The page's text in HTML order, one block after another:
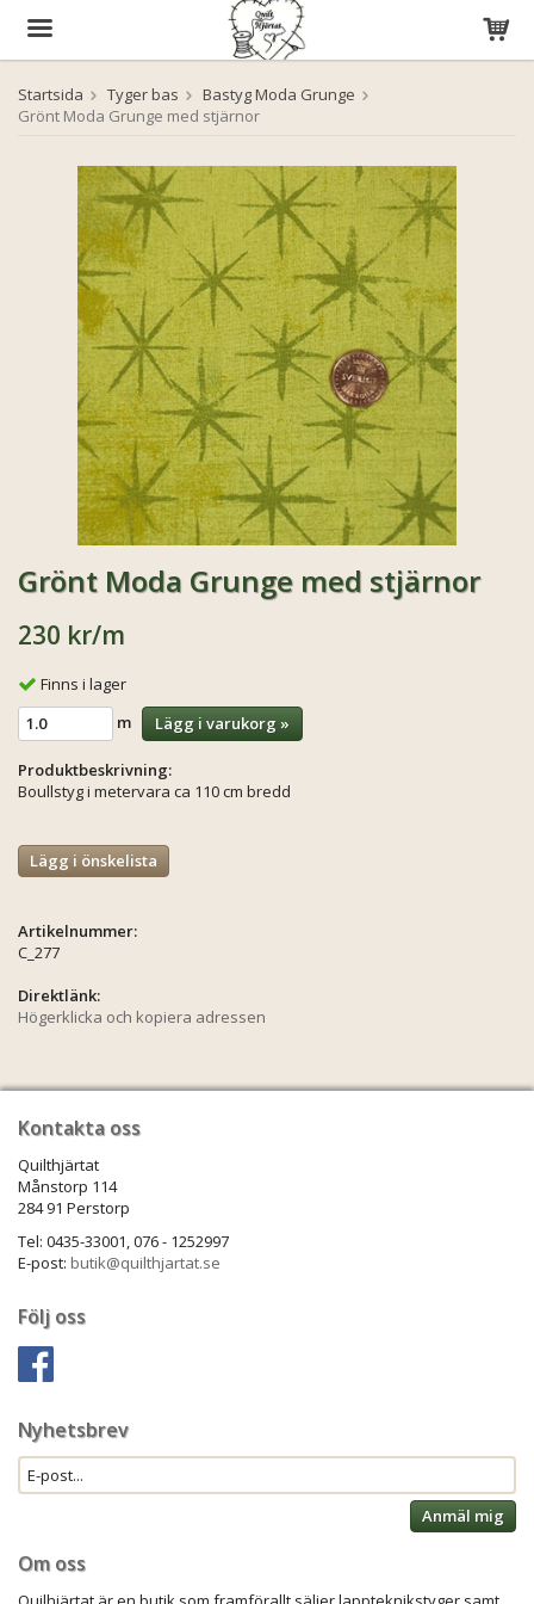
Produkten har blivit tillagd i varukorgen
Startsida Tyger bas
Bastyg Moda Grunge
Grönt Moda Grunge med stjärnor
Grönt Moda Grunge med stjärnor
230 kr/m
Finns i lager
m
Lägg i varukorg »
Produktbeskrivning:
Boullstyg i metervara ca 110 cm bredd
Lägg i önskelista
Artikelnummer:
C_277
Direktlänk:
Högerklicka och kopiera adressen
Kontakta oss
Quilthjärtat
Månstorp 114
284 91 Perstorp
Tel: 0435-33001, 076 - 1252997
E-post: butik@quilthjartat.se
Följ oss
Nyhetsbrev
Anmäl mig
Om oss